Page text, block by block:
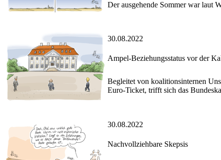
Der ausgehende Sommer war laut
30.08.2022
Ampel-Beziehungsstatus vor der
Begleitet von koalitionsinternen
Euro-Ticket, trifft sich das
30.08.2022
Nachvollziehbare Skepsis